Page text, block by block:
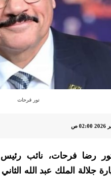
نور فرحات
رضا فرحات، نائب
جلالة الملك عبد الله